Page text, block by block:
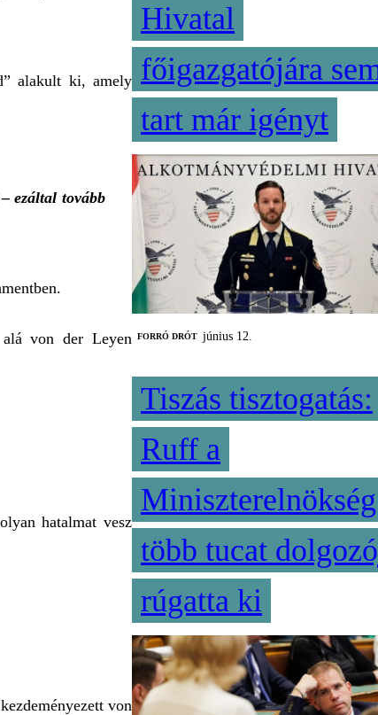
alakult ki, amely
ezáltal tovább
alá von der Leyen
hatalmat vesz
von
Hivatal
főigazgatójára
tart már igényt
FORRÓ DRÓT június 12.
Tiszás tisztogatás:
Ruff a
Miniszterelnökség
több tucat
rúgatta ki